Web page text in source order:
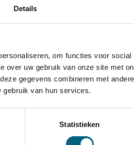
Details
om functies voor
over uw gebruik van onze site met
gegevens combineren met
van hun services.
Statistieken